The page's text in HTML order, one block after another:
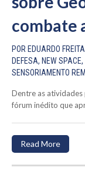
combate
POR EDUARDO
DEFESA, NEW SPACE,
SENSORIAMENTO
Dentre as atividades
fórum inédito que
Read More